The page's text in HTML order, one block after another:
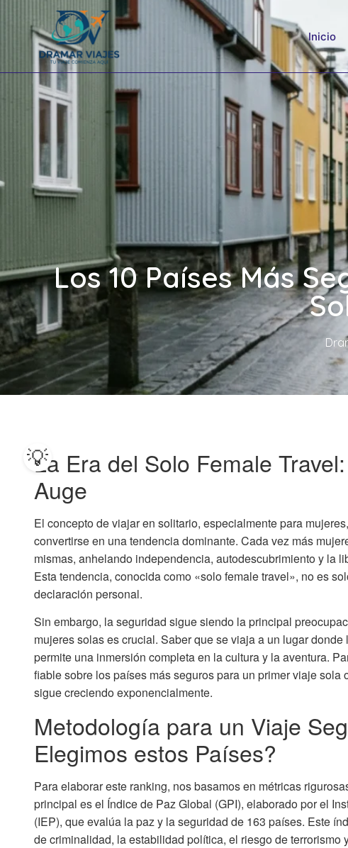
Inicio
Los 10 Países Más
La Era del Solo Female
Auge
El concepto de viajar en solitario, especialmente para
convertirse en una tendencia dominante. Cada vez más
mismas, anhelando independencia, autodescubrimiento y la
Esta tendencia, conocida como «solo female travel», no es
declaración personal.
Sin embargo, la seguridad sigue siendo la principal
mujeres solas es crucial. Saber que se viaja a un lugar
permite una inmersión completa en la cultura y la aventura.
fiable sobre los países más seguros para un primer viaje
sigue creciendo exponencialmente.
Metodología para un Viaje
Elegimos estos Países?
Para elaborar este ranking, nos basamos en métricas
principal es el Índice de Paz Global (GPI), elaborado por el
(IEP), que evalúa la paz y la seguridad de 163 países. Este
de criminalidad, la estabilidad política, el riesgo de terrorismo